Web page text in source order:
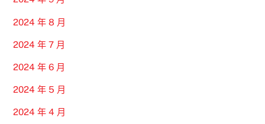
2024 年 8 月
2024 年 7 月
2024 年 6 月
2024 年 5 月
2024 年 4 月